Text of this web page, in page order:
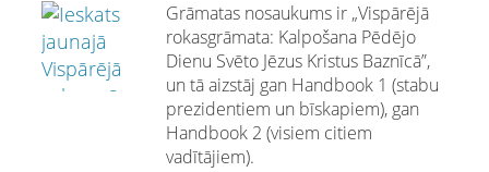
Grāmatas nosaukums ir „Vispārējā
rokasgrāmata: Kalpošana Pēdējo
Dienu Svēto Jēzus Kristus Baznīcā”,
un tā aizstāj gan Handbook 1 (stabu
prezidentiem un bīskapiem), gan
Handbook 2 (visiem citiem
vadītājiem).